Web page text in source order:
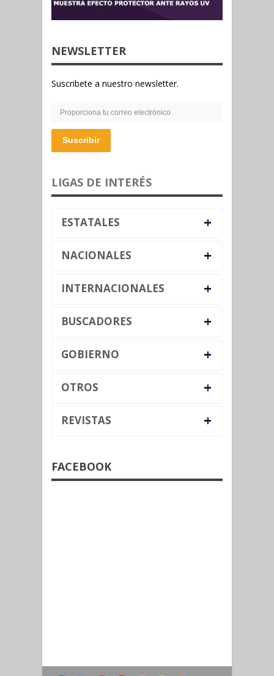
NEWSLETTER
Suscribete a nuestro newsletter.
Suscribir
LIGAS DE INTERÉS
ESTATALES +
NACIONALES +
INTERNACIONALES +
BUSCADORES +
GOBIERNO +
OTROS +
REVISTAS +
FACEBOOK